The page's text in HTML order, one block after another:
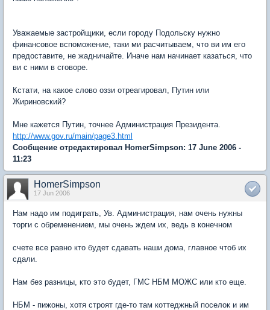
Уважаемые застройщики, если городу Подольску нужно
финансовое вспоможение, таки ми расчитываем, что ви им его
предоставите, не жадничайте. Иначе нам начинает казаться, что
ви с ними в сговоре.
Кстати, на какое слово оззи отреагировал, Путин или
Жириновский?
Мне кажется Путин, точнее Администрация Президента.
http://www.gov.ru/main/page3.html
Сообщение отредактировал HomerSimpson: 17 June 2006 -
11:23
HomerSimpson
17 Jun 2006
Нам надо им подиграть, Ув. Администрация, нам очень нужны
торги с обременением, мы очень ждем их, ведь в конечном
счете все равно кто будет сдавать наши дома, главное чтоб их
сдали.
Нам без разницы, кто это будет, ГМС НБМ МОЖС или кто еще.
НБМ - пижоны, хотя строят где-то там коттеджный поселок и им